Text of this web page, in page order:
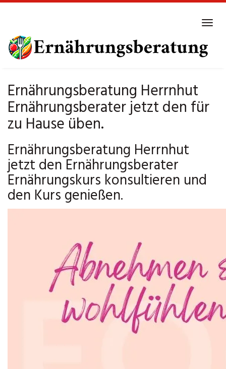
main
content
Ernährungsberatung Herrnhut
Ernährungsberater jetzt den für
zu Hause üben.
Ernährungsberatung Herrnhut
jetzt den Ernährungsberater
Ernährungskurs konsultieren und
den Kurs genießen.